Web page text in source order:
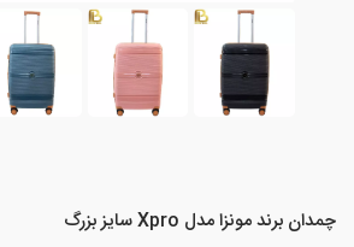
چمدان برند مونزا مدل Xpro سایز بزرگ